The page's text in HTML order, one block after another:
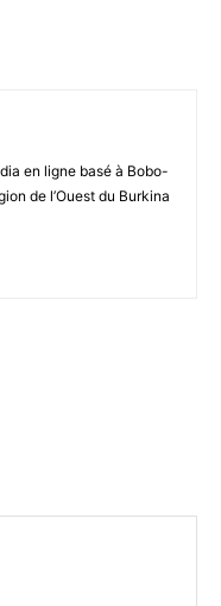
en ligne basé à Bobo-
de l’Ouest du Burkina